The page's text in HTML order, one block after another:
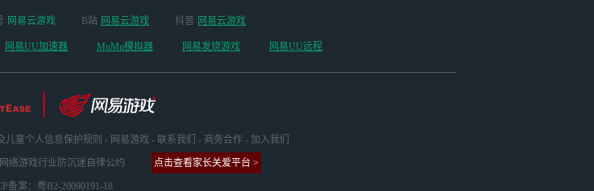
机 阴阳师
网易云游戏 B站 网易云游戏 抖音 网易云游戏
网易UU加速器 MuMu模拟器 网易发烧游戏 网易UU远程
儿童个人信息保护规则 - 网易游戏 - 联系我们 - 商务合作 - 加入我们
网络游戏行业防沉迷自律公约 点击查看家长关爱平台 >
备案：粤B2-20090191-18